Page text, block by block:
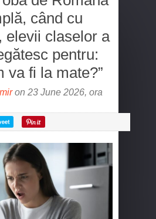
când cu
elevii claselor a
pentru:
va fi la mate?”
on 23 June 2026, ora